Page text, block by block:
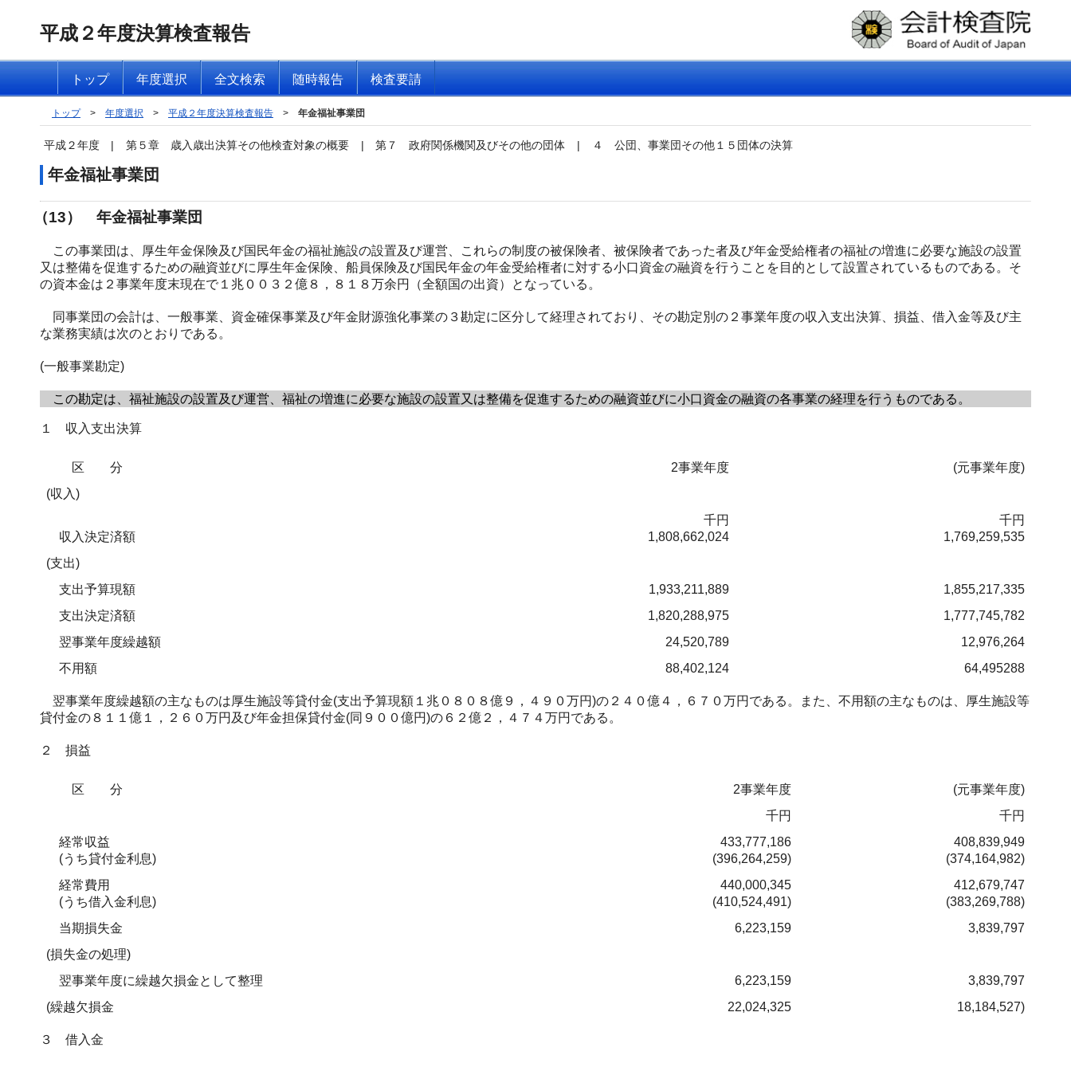
平成２年度決算検査報告
トップ 年度選択 全文検索 随時報告 検査要請
トップ > 年度選択 > 平成２年度決算検査報告 > 年金福祉事業団
平成２年度 | 第５章 歳入歳出決算その他検査対象の概要 | 第７ 政府関係機関及びその他の団体 | ４ 公団、事業団その他１５団体の決算
年金福祉事業団
（13） 年金福祉事業団
この事業団は、厚生年金保険及び国民年金の福祉施設の設置及び運営、これらの制度の被保険者、被保険者であった者及び年金受給権者の福祉の増進に必要な施設の設置
又は整備を促進するための融資並びに厚生年金保険、船員保険及び国民年金の年金受給権者に対する小口資金の融資を行うことを目的として設置されているものである。そ
の資本金は２事業年度末現在で１兆００３２億８，８１８万余円（全額国の出資）となっている。
同事業団の会計は、一般事業、資金確保事業及び年金財源強化事業の３勘定に区分して経理されており、その勘定別の２事業年度の収入支出決算、損益、借入金等及び主
な業務実績は次のとおりである。
(一般事業勘定)
この勘定は、福祉施設の設置及び運営、福祉の増進に必要な施設の設置又は整備を促進するための融資並びに小口資金の融資の各事業の経理を行うものである。
１ 収入支出決算
区分 2事業年度
(元事業年度)
(収入)
収入決定済額
千円
1,808,662,024
千円
1,769,259,535
(支出)
支出予算現額
1,933,211,889
1,855,217,335
支出決定済額
1,820,288,975
1,777,745,782
翌事業年度繰越額
24,520,789
12,976,264
不用額
88,402,124 64,495288
翌事業年度繰越額の主なものは厚生施設等貸付金(支出予算現額１兆０８０８億９，４９０万円)の２４０億４，６７０万円である。また、不用額の主なものは、厚生施設等
貸付金の８１１億１，２６０万円及び年金担保貸付金(同９００億円)の６２億２，４７４万円である。
２ 損益
区分 2事業年度
(元事業年度)
千円
千円
経常収益
(うち貸付金利息)
433,777,186
(396,264,259)
408,839,949
(374,164,982)
経常費用
(うち借入金利息)
440,000,345
(410,524,491)
412,679,747
(383,269,788)
当期損失金
6,223,159
3,839,797
(損失金の処理)
翌事業年度に繰越欠損金として整理
6,223,159
3,839,797
(繰越欠損金
22,024,325 18,184,527)
３ 借入金